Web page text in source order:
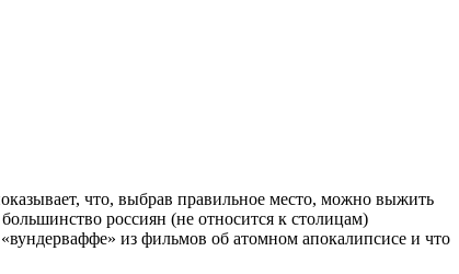
что, выбрав правильное место, можно выжить
россиян (не относится к столицам)
из фильмов об атомном апокалипсисе и что